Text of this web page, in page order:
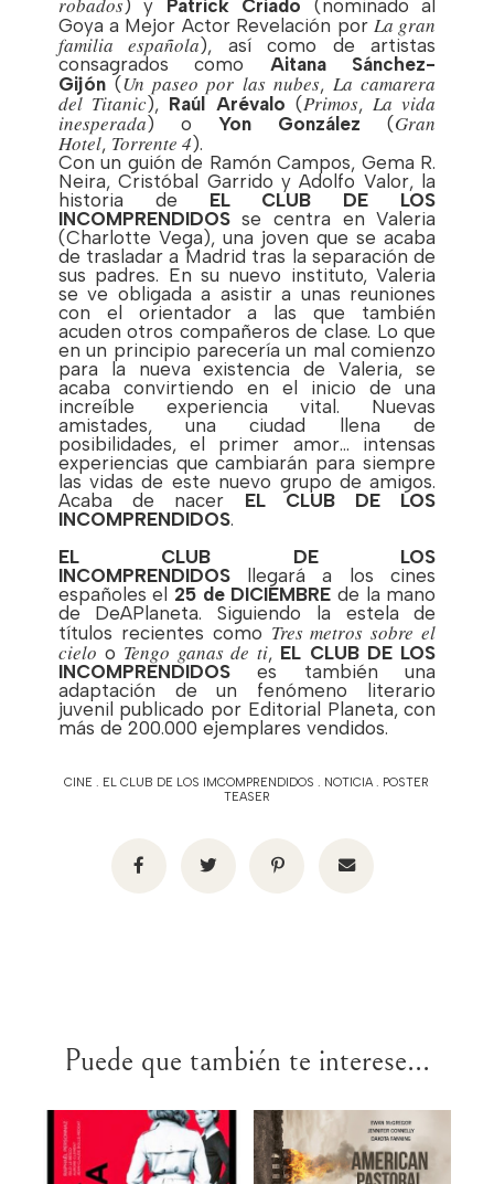
robados) y Patrick Criado (nominado al
Goya a Mejor Actor Revelación por La gran
familia española), así como de artistas
consagrados como Aitana Sánchez-
Gijón(Un paseo por las nubes,La camarera
del Titanic), Raúl Arévalo (Primos,La vida
inesperada) o Yon González (Gran
Hotel, Torrente 4).
Con un guión de Ramón Campos, Gema R.
Neira, Cristóbal Garrido y Adolfo Valor, la
historia de EL CLUB DE LOS
INCOMPRENDIDOSse centra en Valeria
(Charlotte Vega), una joven que se acaba
de trasladar a Madrid tras la separación de
sus padres. En su nuevo instituto, Valeria
se ve obligada a asistir a unas reuniones
con el orientador a las que también
acuden otros compañeros de clase. Lo que
en un principio parecería un mal comienzo
para la nueva existencia de Valeria, se
acaba convirtiendo en el inicio de una
increíble experiencia vital. Nuevas
amistades, una ciudad llena de
posibilidades, el primer amor… intensas
experiencias que cambiarán para siempre
las vidas de este nuevo grupo de amigos.
Acaba de nacer EL CLUB DE LOS
INCOMPRENDIDOS.
EL CLUB DE LOS
INCOMPRENDIDOSllegará a los cines
españoles el 25 de DICIEMBRE de la mano
de DeAPlaneta. Siguiendo la estela de
títulos recientes como Tres metros sobre el
cielo o Tengo ganas de ti, EL CLUB DE LOS
INCOMPRENDIDOSes también una
adaptación de un fenómeno literario
juvenil publicado por Editorial Planeta, con
más de 200.000 ejemplares vendidos.
CINE . EL CLUB DE LOS IMCOMPRENDIDOS . NOTICIA. POSTER
TEASER
Puede que también te interese...